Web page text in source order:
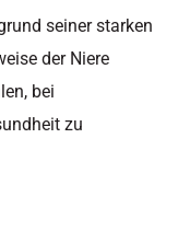
seiner starken
der Niere
bei
zu